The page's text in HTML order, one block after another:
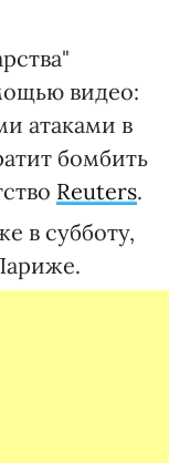
видео:
атаками в
бомбить
Reuters.
в субботу,